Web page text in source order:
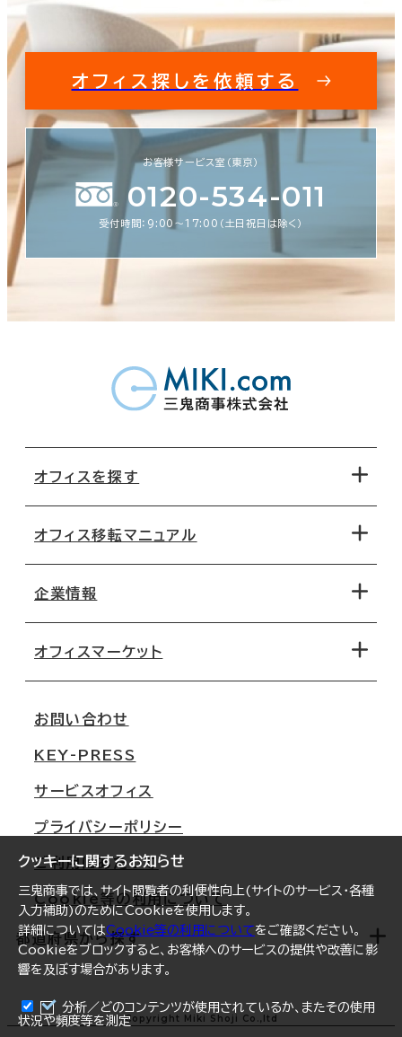
クッキーに関するお知らせ
三鬼商事では、サイト閲覧者の利便性向上(サイトのサービス・各種
入力補助)のためにCookieを使用します。
詳細についてはCookie等の利用についてをご確認ください。
Cookieをブロックすると、お客様へのサービスの提供や改善に影
響を及ぼす場合があります。
分析／どのコンテンツが使用されているか、またその使用
状況や頻度等を測定
オフィス探しを依頼する
お客様サービス室（東京）
0120-534-011
受付時間：9:00〜17:00（土日祝日は除く）
オフィスを探す
地図から探す
路線・駅から探す
オフィス移転マニュアル
移転コストシミュレーション
移転スケジュール
オフィス移転Q&A
企業情報
オフィスマーケット
大阪
名古屋
札幌
仙台
横浜
福岡
オフィスリポート
ログイン
お問い合わせ
KEY-PRESS
サービスオフィス
プライバシーポリシー
ご利用にあたって
Cookie等の利用について
都道府県から探す
北海道 Copyright Miki Shoji Co.,ltd